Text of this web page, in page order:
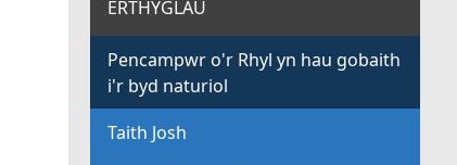
ERTHYGLAU
Pencampwr o'r Rhyl yn hau gobaith
i'r byd naturiol
Taith Josh